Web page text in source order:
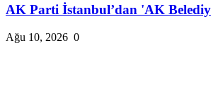
AK Parti İstanbul’dan 'AK
Ağu 10, 2026 0